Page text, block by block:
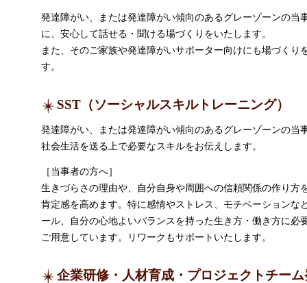
発達障がい、または発達障がい傾向のあるグレーゾーンの当
に、安心して話せる・聞ける場づくりをいたします。
また、そのご家族や発達障がいサポーター向けにも場づくり
す。
SST（ソーシャルスキルトレーニング）
発達障がい、または発達障がい傾向のあるグレーゾーンの当
社会生活を送る上で必要なスキルをお伝えします。
［当事者の方へ］
生きづらさの理由や、自分自身や周囲への信頼関係の作り方
肯定感を高めます。特に感情やストレス、モチベーションな
ール、自分の心地よいバランスを持った生き方・働き方に必
ご用意しています。リワークもサポートいたします。
企業研修・人材育成・プロジェクトチー